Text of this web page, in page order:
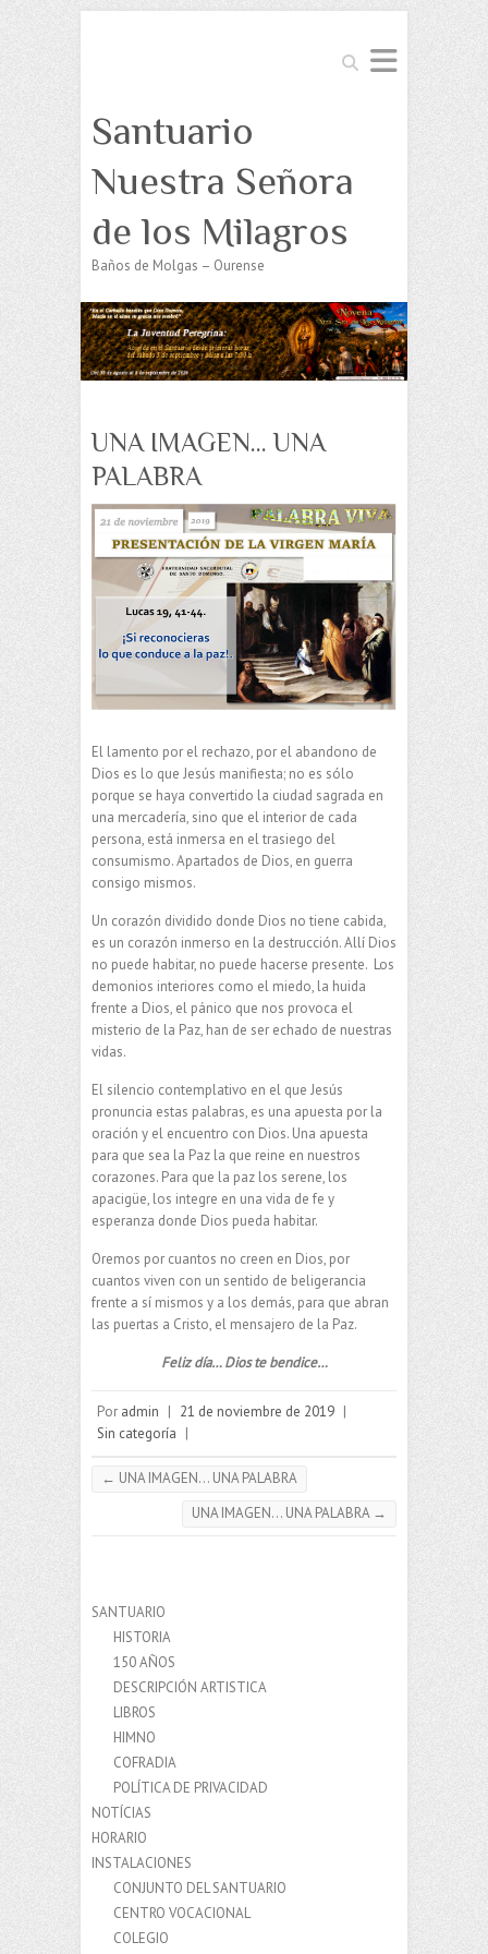
Buscar
Santuario
Nuestra Señora
de los Milagros
Baños de Molgas – Ourense
UNA IMAGEN… UNA
PALABRA
El lamento por el rechazo, por el abandono de
Dios es lo que Jesús manifiesta; no es sólo
porque se haya convertido la ciudad sagrada en
una mercadería, sino que el interior de cada
persona, está inmersa en el trasiego del
consumismo. Apartados de Dios, en guerra
consigo mismos.
Un corazón dividido donde Dios no tiene cabida,
es un corazón inmerso en la destrucción. Allí Dios
no puede habitar, no puede hacerse presente. Los
demonios interiores como el miedo, la huida
frente a Dios, el pánico que nos provoca el
misterio de la Paz, han de ser echado de nuestras
vidas.
El silencio contemplativo en el que Jesús
pronuncia estas palabras, es una apuesta por la
oración y el encuentro con Dios. Una apuesta
para que sea la Paz la que reine en nuestros
corazones. Para que la paz los serene, los
apacigüe, los integre en una vida de fe y
esperanza donde Dios pueda habitar.
Oremos por cuantos no creen en Dios, por
cuantos viven con un sentido de beligerancia
frente a sí mismos y a los demás, para que abran
las puertas a Cristo, el mensajero de la Paz.
Feliz día… Dios te bendice…
Por admin | 21 de noviembre de 2019 |
Sin categoría |
← UNA IMAGEN… UNA PALABRA
UNA IMAGEN… UNA PALABRA →
SANTUARIO
HISTORIA
150 AÑOS
DESCRIPCIÓN ARTISTICA
LIBROS
HIMNO
COFRADIA
POLÍTICA DE PRIVACIDAD
NOTÍCIAS
HORARIO
INSTALACIONES
CONJUNTO DEL SANTUARIO
CENTRO VOCACIONAL
COLEGIO